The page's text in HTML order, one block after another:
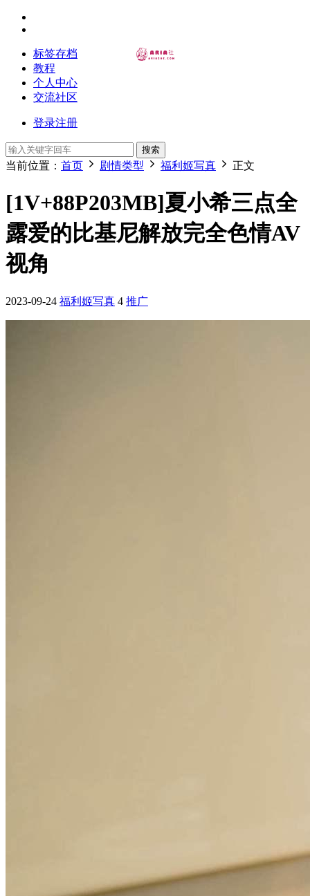
标签存档
教程
个人中心
交流社区
登录注册
搜索
当前位置： 首页 剧情类型 福利姬写真 正文
[1V+88P203MB]夏小希三点全
露爱的比基尼解放完全色情AV
视角
2023-09-24 福利姬写真 4 推广